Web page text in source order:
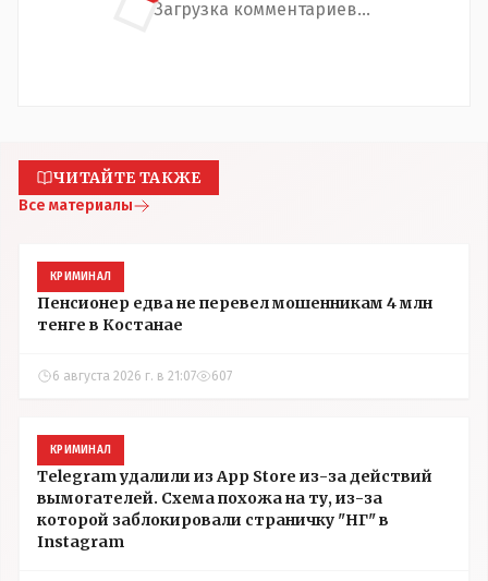
Загрузка комментариев...
ЧИТАЙТЕ ТАКЖЕ
Все материалы
КРИМИНАЛ
Пенсионер едва не перевел мошенникам 4 млн
тенге в Костанае
6 августа 2026 г. в 21:07 607
КРИМИНАЛ
Telegram удалили из App Store из-за действий
вымогателей. Схема похожа на ту, из-за
которой заблокировали страничку "НГ" в
Instagram